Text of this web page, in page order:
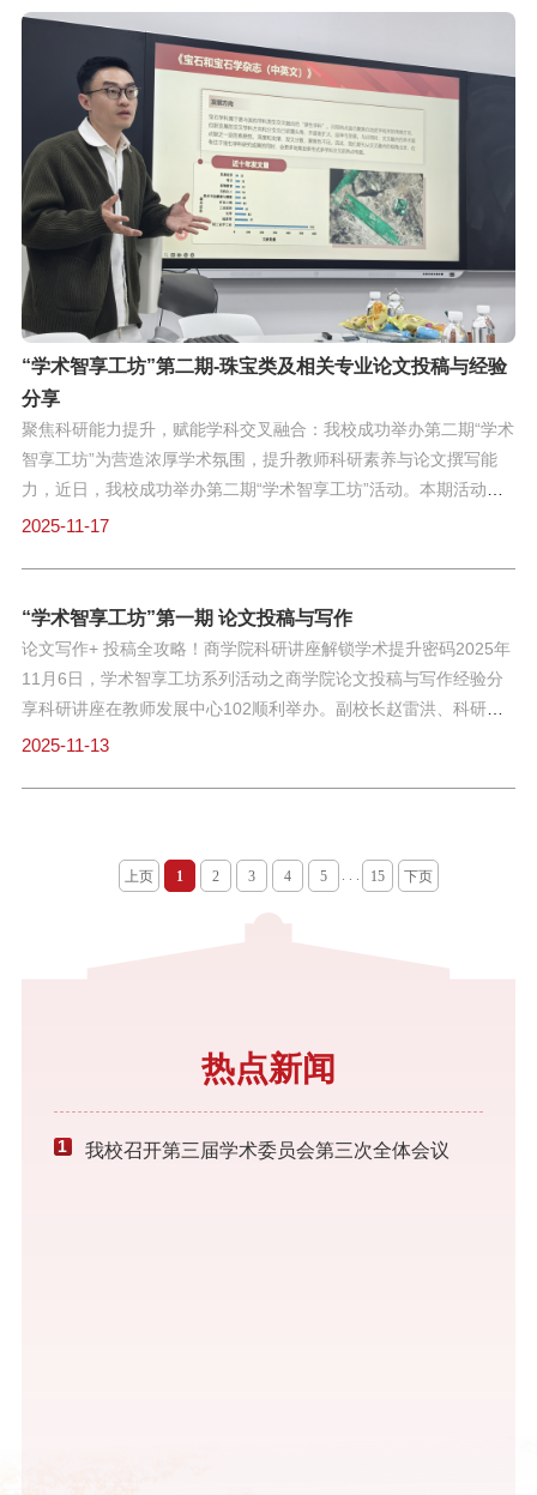
宜以及近期各项科研活动的具体安排。随后商学院、外国语学院、
信息技术学院、机电学院的科研对接人依次就ESI学科建设进展作
专题汇报，并就当前建设中遇到的问题及已采取的措施，与校领导
进行了深入交流。会议最后，赵雷洪副校长就本次会议的重点内容
发表指导意见，对下一阶段科研工作进行重要部署，并动员各学院
科研负责人积极引导教师提升科研热情，进一步加大科研投入，共
同推动学校科研水平再上新台阶。
“学术智享工坊”第二期-珠宝类及相关专业论文投稿与经验
分享
聚焦科研能力提升，赋能学科交叉融合：我校成功举办第二期“学术
智享工坊”为营造浓厚学术氛围，提升教师科研素养与论文撰写能
力，近日，我校成功举办第二期“学术智享工坊”活动。本期活动特
邀珠宝学院刘衔宇教授作专题学术报告。上海建桥学院副校长赵雷
积极参与表示欢迎，并强调了学校通过“学术智享工坊”这一平台，
旨在促进跨学科学术交流，激发科研创新活力，助力教师个人成长
与学校科研事业协同发展。报告中，刘衔宇教授以《珠宝类及相关
学科/专业论文投稿与经验分享——以投稿宝石和宝石学（中英文
析》、《The Journal of Gemology》、《Gems and Gemology》
架、跨学科融合路径、投稿策略到科研协作等关键环节，进行了全
2025-11-17
“学术智享工坊”第一期 论文投稿与写作
论文写作+ 投稿全攻略！商学院科研讲座解锁学术提升密码2025年
11月6日，学术智享工坊系列活动之商学院论文投稿与写作经验分
享科研讲座在教师发展中心102顺利举办。副校长赵雷洪、科研处
处长谷伟、商学院院长高健及商学院各系教师齐聚一堂，共赴这场
科发展、助力人才培养的关键动力。高院长鼓励大家深耕学术领
域，积极探索创新，力争在科研道路上取得更为丰硕的成果。 随
2025-11-13
上页 1 2 3 4 5 . . . 15 下页
热点新闻
1 我校召开第三届学术委员会第三次全体会议